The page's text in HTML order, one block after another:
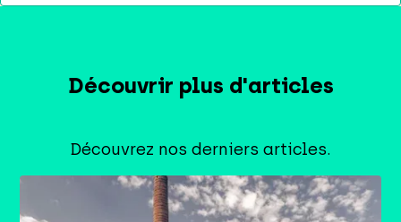
Découvrir plus d'articles
Découvrez nos derniers articles.